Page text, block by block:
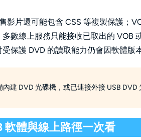
影片還可能包含 CSS 等複製保護；
數線上服務只能接收已取出的 VOB
保護 DVD 的讀取能力仍會因軟體版
建 DVD 光碟機，或已連接外接 USB DVD
軟體與線上路徑一次看